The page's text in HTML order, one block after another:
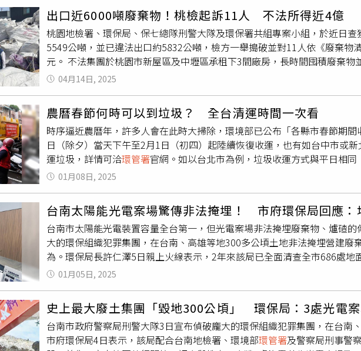
厲抨擊干擾白海豚游動的船隻行為。響應4月22日地球日，環境部於4月19
主題為「Our Power, Our Planet－地球力」。彭啓明出席活動受訪時表示
諾，任何破壞環境或驚擾生態行為，一定會嚴格執行並監管。環境部長彭啓
良齊攝）環境部於4月17日得知此事，海保署也於18日發文予海龍公司要求
諾不得驚擾鯨豚，會要求業者提出當時的船舶相關資料，並且邀請專家學
出口近6000噸廢棄物！桃檢起訴11人 不法所得近4億
桃園地檢署、環保局、保七總隊刑警大隊及環保署共組專案小組，於近日
5549公噸，並已違法出口約5832公噸，檢方一舉搗破並對11人依《廢棄物
元。 不法集團於桃園市新屋區及中壢區承租下3間廠房，長時間囤積廢棄物並非法出口，去年4月於基隆港、台中港出口
報關時，財政部關務署會同
開櫃查驗，發現該公司在未取得廢棄物
後續透過「事業廢棄物清運機具即時追蹤系統」，分
到3處非法廢棄物廠房，堆置5549公噸廢塑膠混合物，非法將廢棄物輸出境外。 保局長顏己喨指出，專案小組進一
源清查廢棄物產源，查到涉案清除機構為賺取價差，發現多家清除機構未依
反而轉交該業者非法輸出境外，已涉犯《廢棄物清理法》第46條規行政刑
億元。 環境部次長沈志修強調，專案小組已扣押相關證物，並凍結犯罪所得近4億元，後續將要求業者負起廢棄物清理
責任，絕不容許業者將汙染成本轉嫁全民。全案非法輸出廢棄物部分，由
發處分，最高將裁罰1000萬元以下罰鍰；另非法清除及處理廢棄物部分，
04月14日, 2025
農曆春節何時可以到垃圾？ 全台清運時間一次看
時序逼近農曆年，許多人會在此時大掃除，環境部已公布「各縣市春節期
日（除夕）當天下午至2月1日（初四）起陸續恢復收運，也有如台中市或
運垃圾，詳情可洽環管署官網。如以台北市為例，垃圾收運方式與平日相
一）至1月31日（初三）及 2月2日（初五）停收垃圾，停收垃圾期間可至
（除夕）至2月2日（初五）停收，2月3日（初六）起恢復正常。環境部已
顏旭明表示，尤其提醒民眾大掃除期間若有如瓦斯罐、防曬噴霧罐、髮膠噴
4步的「確認用完、單獨打包、加註示警、交付無壓縮斗資源回收車」等，
及，部分民眾在春節期間清運垃圾時會提供清潔隊員「紅包」，反而造成清
呼籲可透過「謝謝」等表達感謝之意即可。此外，環境部大氣環境司簡任
明祭祖後第三大燃燒紙錢的時間，提醒民眾可以透過「以功代金或以米代
01月08日, 2025
台南太陽能光電案場驚傳非法掩埋！ 市府環保局回應：
台南市太陽能光電裝置容量全台第一，但光電案場非法掩埋廢棄物、爐碴
大的環保組織犯罪集團，在台南、高雄等地300多公頃土地非法掩埋營建廢
為。環保局長許仁澤5日親上火線表示，2年來該局已全面清查全市686處
均要求回復原狀並函送台南地檢署偵辦；未來針對新申設的光電案場，更
2024年執行光電案場查核作業，已完成全市686處地面型光電案場巡查，
發展署、能源署及市府經發局、工務局、農業局、都市發展局、地政局等
題的案場後，查獲異常樣態15處；其中，11處經查填埋營建剩餘土石方、3
但都沒有爐碴填埋。許仁澤指出，查獲的3處填埋營建混合物案場，均已函
電案場整地非法回填，市府也已精進審核機制，像業者申請時需檢附現場現
01月05日, 2025
史上最大廢土集團「毀地300公頃」 環保局：3處光電
台南市政府警察局刑警大隊3日宣布偵破龐大的環保組織犯罪集團，在台南
市府環保局4日表示，該局配合台南地檢署、環境部環管署及警察局刑事警